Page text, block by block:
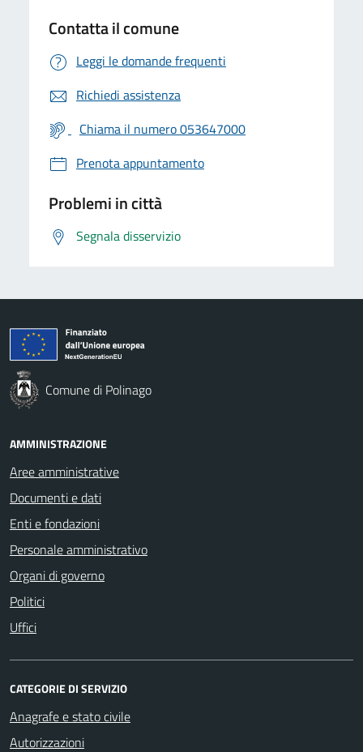
Contatta il comune
Leggi le domande frequenti
Richiedi assistenza
Chiama il numero 053647000
Prenota appuntamento
Problemi in città
Segnala disservizio
Comune di Polinago
AMMINISTRAZIONE
Aree amministrative
Documenti e dati
Enti e fondazioni
Personale amministrativo
Organi di governo
Politici
Uffici
CATEGORIE DI SERVIZIO
Anagrafe e stato civile
Autorizzazioni